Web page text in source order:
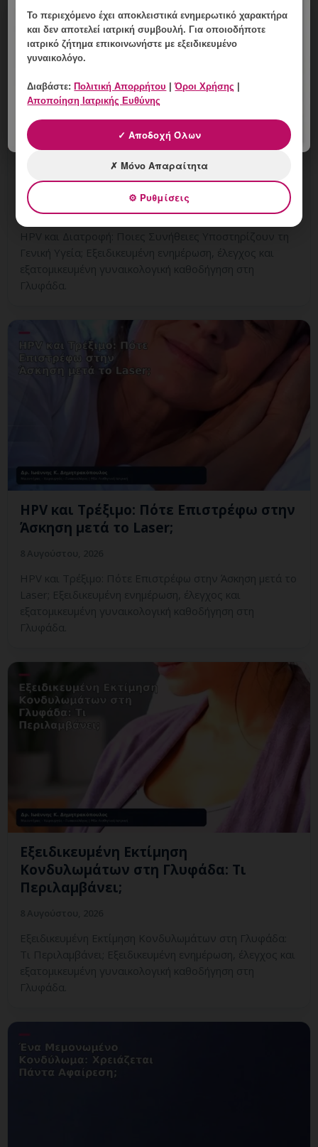
HPV και Διατροφή: Ποιες Συνήθειες
Υποστηρίζουν τη Γενική Υγεία;
8 Αυγούστου, 2026
HPV και Διατροφή: Ποιες Συνήθειες Υποστηρίζουν τη
Γενική Υγεία; Εξειδικευμένη ενημέρωση, έλεγχος και
εξατομικευμένη γυναικολογική καθοδήγηση στη
Γλυφάδα.
HPV και Τρέξιμο: Πότε Επιστρέφω στην
Άσκηση μετά το Laser;
HPV και Τρέξιμο: Πότε Επιστρέφω στην Άσκηση μετά το
Laser; Εξειδικευμένη ενημέρωση, έλεγχος και
εξατομικευμένη γυναικολογική καθοδήγηση στη
Γλυφάδα.
Εξειδικευμένη Εκτίμηση
Κονδυλωμάτων στη Γλυφάδα: Τι
Περιλαμβάνει;
Εξειδικευμένη Εκτίμηση Κονδυλωμάτων στη Γλυφάδα:
Τι Περιλαμβάνει; Εξειδικευμένη ενημέρωση, έλεγχος και
εξατομικευμένη γυναικολογική καθοδήγηση στη
Γλυφάδα.
Το περιεχόμενο έχειαποκλειστικά ενημερωτικό χαρακτήρα
και δεν αποτελεί ιατρική συμβουλή. Για οποιοδήποτε
ιατρικό ζήτημα επικοινωνήστε με εξειδικευμένο
γυναικολόγο.
Διαβάστε: Πολιτική Απορρήτου |Όροι Χρήσης
Αποποίηση Ιατρικής Ευθύνης
✓ Αποδοχή Όλων
✗ Μόνο Απαραίτητα
⚙ Ρυθμίσεις